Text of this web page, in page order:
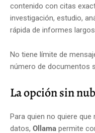
contenido con citas
investigación, estudio,
rápida de informes
No tiene límite de
número de documentos
La opción sin
Para quien no quiere
datos, Ollama permite